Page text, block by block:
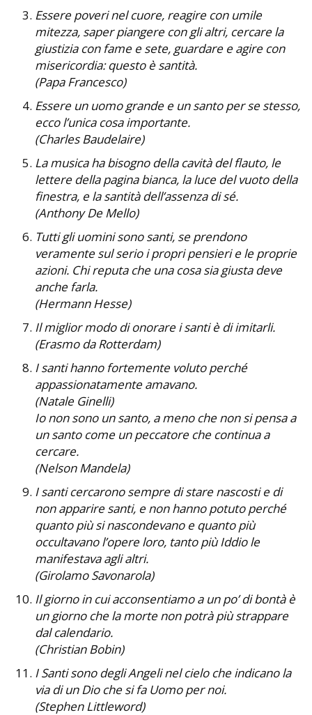
Essere poveri nel cuore, reagire con umile
mitezza, saper piangere con gli altri, cercare la
giustizia con fame e sete, guardare e agire con
misericordia: questo è santità.
(Papa Francesco)
Essere un uomo grande e un santo per se stesso,
ecco l’unica cosa importante.
(Charles Baudelaire)
La musica ha bisogno della cavità del flauto, le
lettere della pagina bianca, la luce del vuoto della
finestra, e la santità dell’assenza di sé.
(Anthony De Mello)
Tutti gli uomini sono santi, se prendono
veramente sul serio i propri pensieri e le proprie
azioni. Chi reputa che una cosa sia giusta deve
anche farla.
(Hermann Hesse)
Il miglior modo di onorare i santi è di imitarli.
(Erasmo da Rotterdam)
I santi hanno fortemente voluto perché
appassionatamente amavano.
(Natale Ginelli)
Io non sono un santo, a meno che non si pensa a
un santo come un peccatore che continua a
cercare.
(Nelson Mandela)
I santi cercarono sempre di stare nascosti e di
non apparire santi, e non hanno potuto perché
quanto più si nascondevano e quanto più
occultavano l’opere loro, tanto più Iddio le
manifestava agli altri.
(Girolamo Savonarola)
Il giorno in cui acconsentiamo a un po’ di bontà è
un giorno che la morte non potrà più strappare
dal calendario.
(Christian Bobin)
I Santi sono degli Angeli nel cielo che indicano la
via di un Dio che si fa Uomo per noi.
(Stephen Littleword)